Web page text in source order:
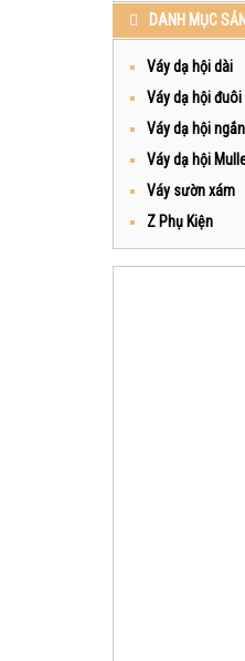
DANH MỤC
Váy dạ hội dài
Váy dạ hội đuôi
Váy dạ hội ngắn
Váy dạ hội
Váy sườn xám
Z Phụ Kiện